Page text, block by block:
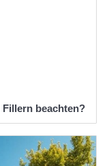
Fillern beachten?